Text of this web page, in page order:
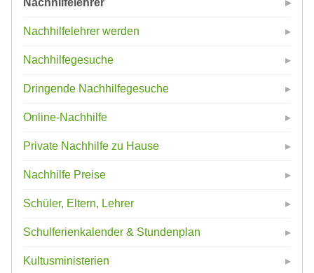
Nachhilfelehrer werden
Nachhilfegesuche
Dringende Nachhilfegesuche
Online-Nachhilfe
Private Nachhilfe zu Hause
Nachhilfe Preise
Schüler, Eltern, Lehrer
Schulferienkalender & Stundenplan
Kultusministerien